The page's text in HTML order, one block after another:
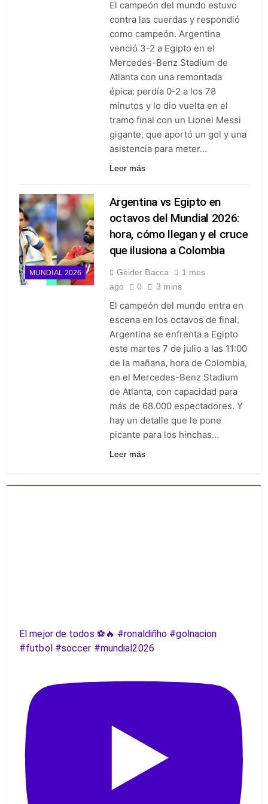
Barranquilla: venció 0-1 a
Junior con gol agónico de
Contreras
4 Días Ago
Once Caldas manda en la Liga
BetPlay: goleó 5-1 y es el líder
sorpresa del arranque
5 Días Ago
Junior vs. Millonarios: duelo
de heridos que ya sabe a
obligación en la fecha 2
5 Días Ago
El campeón del mundo estuvo
contra las cuerdas y respondió
como campeón. Argentina
venció 3-2 a Egipto en el
Mercedes-Benz Stadium de
Atlanta con una remontada
épica: perdía 0-2 a los 78
minutos y lo dio vuelta en el
tramo final con un Lionel Messi
gigante, que aportó un gol y una
asistencia para meter…
Leer más
MUNDIAL 2026
Argentina vs Egipto en
octavos del Mundial 2026:
hora, cómo llegan y el cruce
que ilusiona a Colombia
Geider Bacca
1 mes
ago
0 3 mins
El campeón del mundo entra en
escena en los octavos de final.
Argentina se enfrenta a Egipto
este martes 7 de julio a las 11:00
de la mañana, hora de Colombia,
en el Mercedes-Benz Stadium
de Atlanta, con capacidad para
más de 68.000 espectadores. Y
hay un detalle que le pone
picante para los hinchas…
Leer más
El mejor de todos ⚽️🔥 #ronaldiñho #golnacion
#futbol #soccer #mundial2026